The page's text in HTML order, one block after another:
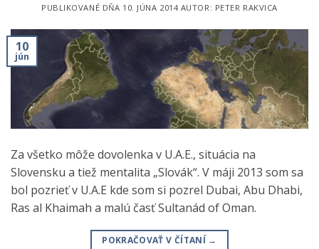
PUBLIKOVANÉ DŇA 10. JÚNA 2014AUTOR: PETER RAKVICA
10
jún
Za všetko môže dovolenka v U.A.E., situácia na
Slovensku a tiež mentalita „Slovák“. V máji 2013 som sa
bol pozrieť v U.A.E kde som si pozrel Dubai, Abu Dhabi,
Ras al Khaimah a malú časť Sultanád of Oman.
POKRAČOVAŤ V ČÍTANÍ →